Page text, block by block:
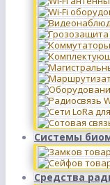
Системы
Средства